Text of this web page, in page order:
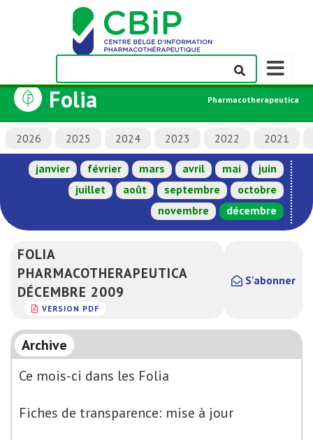
Afficher/
la
de
navigation
Folia Pharmacotherapeutica
2026 2025 2024 2023 2022 2021
janvier février mars avril mai
juin
juillet
août septembre
octobre
novembre
décembre
FOLIA
PHARMACOTHERAPEUTICA
DÉCEMBRE 2009
VERSION PDF
S'abonner
Archive
Ce mois-ci dans les Folia
Fiches de transparence: mise à jour